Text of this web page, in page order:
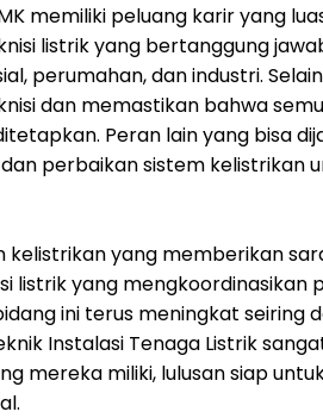
memiliki peluang karir yang
listrik yang bertanggung
perumahan, dan industri.
dan memastikan bahwa
Peran lain yang bisa
perbaikan sistem kelistrikan
kelistrikan yang memberikan
listrik yang
ini terus meningkat seiring
Instalasi Tenaga Listrik
mereka miliki, lulusan siap